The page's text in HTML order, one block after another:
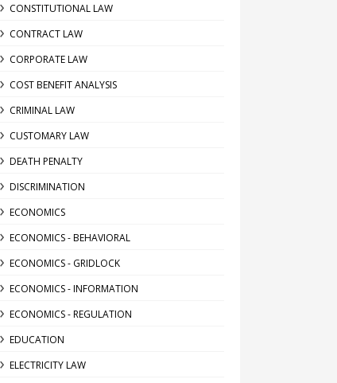
CONSTITUTIONAL LAW
CONTRACT LAW
CORPORATE LAW
COST BENEFIT ANALYSIS
CRIMINAL LAW
CUSTOMARY LAW
DEATH PENALTY
DISCRIMINATION
ECONOMICS
ECONOMICS - BEHAVIORAL
ECONOMICS - GRIDLOCK
ECONOMICS - INFORMATION
ECONOMICS - REGULATION
EDUCATION
ELECTRICITY LAW